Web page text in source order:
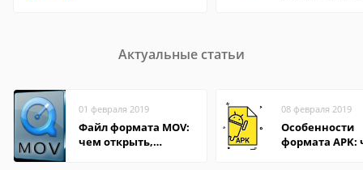
Актуальные статьи
01 февраля 2019
Файл формата MOV:
чем открыть,
08 февраля 2019
Особенности
формата APK: